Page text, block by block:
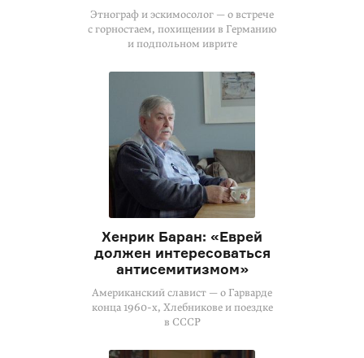
Этнограф и эскимосолог — о встрече
с горностаем, похищении в Германию
и подпольном иврите
Хенрик Баран: «Еврей
должен интересоваться
антисемитизмом»
Американский славист — о Гарварде
конца 1960-х, Хлебникове и поездке
в СССР